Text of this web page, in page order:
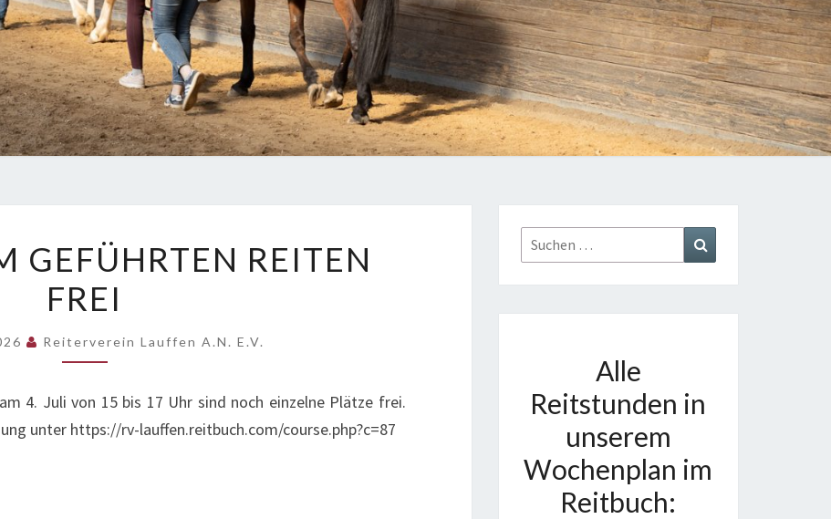
BEIM
GEFÜHRTEN
REITEN
FREI
GEFÜHRTEN REITEN
FREI
Reiterverein Lauffen A.N. E.V.
4. Juli von 15 bis 17 Uhr sind noch einzelne Plätze frei.
unter https://rv-lauffen.reitbuch.com/course.php?c=87
Suchen
nach:
Alle
Reitstunden in
unserem
Wochenplan im
Reitbuch: